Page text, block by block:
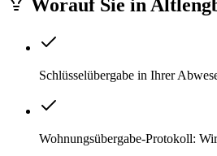
Worauf Sie in
Schlüsselübergabe in Ihrer
Wohnungsübergabe-Protokoll: